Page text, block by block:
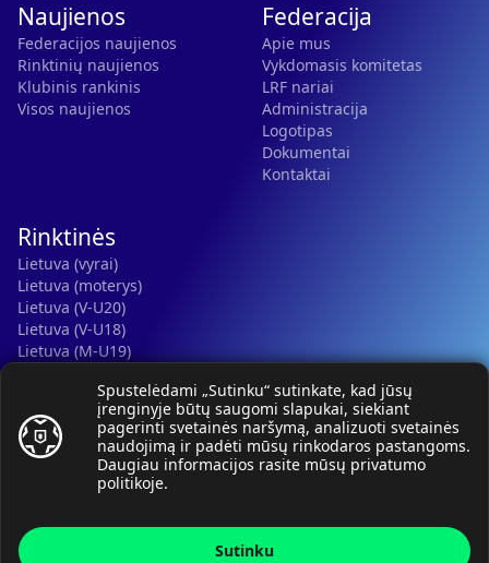
Spustelėdami „Sutinku“ sutinkate, kad jūsų
įrenginyje būtų saugomi slapukai, siekiant
pagerinti svetainės naršymą, analizuoti svetainės
naudojimą ir padėti mūsų rinkodaros pastangoms.
Daugiau informacijos rasite mūsų privatumo
politikoje.
Sutinku
Naujienos
Federacijos naujienos
Rinktinių naujienos
Klubinis rankinis
Visos naujienos
Federacija
Apie mus
Vykdomasis komitetas
LRF nariai
Administracija
Logotipas
Dokumentai
Kontaktai
Rinktinės
Lietuva (vyrai)
Lietuva (moterys)
Lietuva (V-U20)
Lietuva (V-U18)
Lietuva (M-U19)
Lietuva (M-U16)